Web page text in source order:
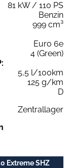
81 kW / 110 PS
Benzin
999 cm³
Euro 6e
4 (Green)
5,5 l/100km
125 g/km
D
Zentrallager
Extreme SHZ